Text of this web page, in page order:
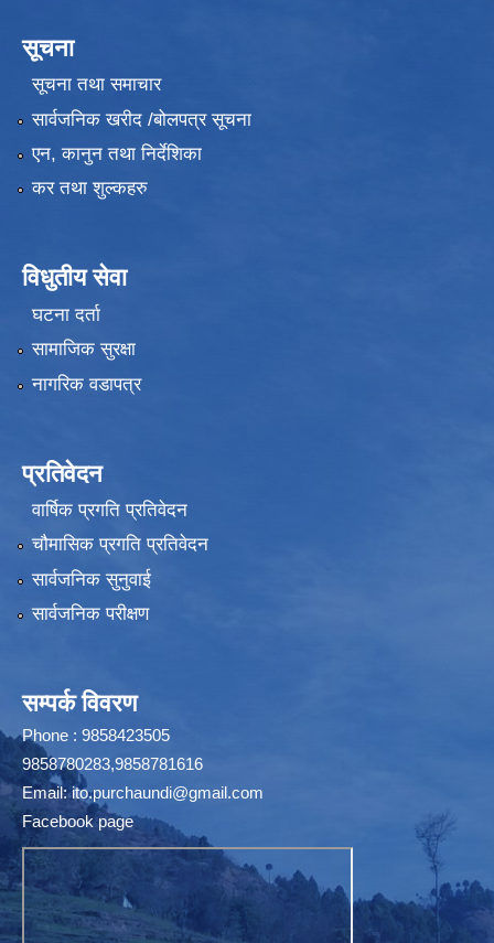
सूचना
सूचना तथा समाचार
सार्वजनिक खरीद /बोलपत्र सूचना
एन, कानुन तथा निर्देशिका
कर तथा शुल्कहरु
विधुतीय सेवा
घटना दर्ता
सामाजिक सुरक्षा
नागरिक वडापत्र
प्रतिवेदन
वार्षिक प्रगति प्रतिवेदन
चौमासिक प्रगति प्रतिवेदन
सार्वजनिक सुनुवाई
सार्वजनिक परीक्षण
सम्पर्क विवरण
Phone : 9858423505
9858780283,9858781616
Email:ito.purchaundi@gmail.com
Facebook page